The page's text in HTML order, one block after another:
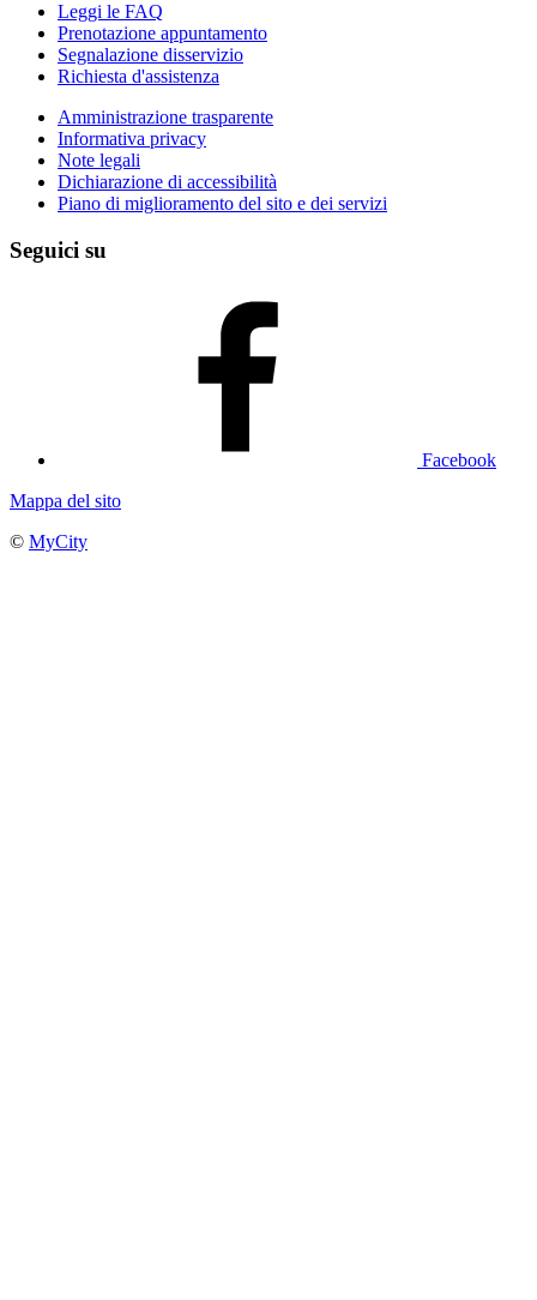
Leggi le FAQ
Prenotazione appuntamento
Segnalazione disservizio
Richiesta d'assistenza
Amministrazione trasparente
Informativa privacy
Note legali
Dichiarazione di accessibilità
Piano di miglioramento del sito e dei servizi
Seguici su
Facebook
Mappa del sito
© MyCity